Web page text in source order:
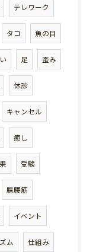
テレワーク
タコ 魚の目
足 歪み
休診
キャンセル
癒し
受験
腸腰筋
イベント
ム 仕組み